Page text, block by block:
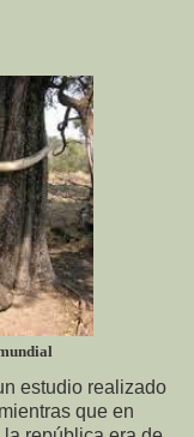
estudio realizado
que en